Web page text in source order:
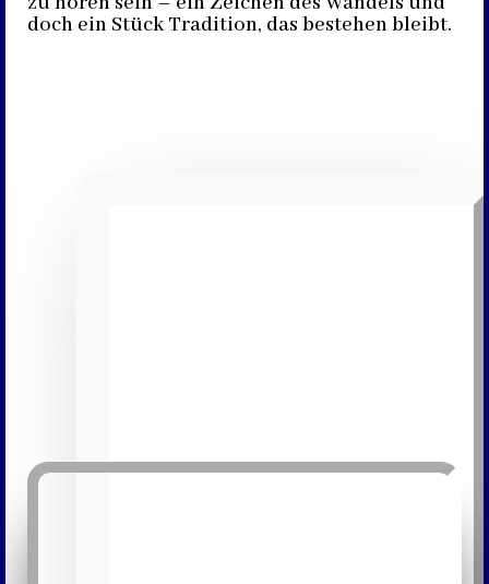
doch ein Stück Tradition, das bestehen bleibt.